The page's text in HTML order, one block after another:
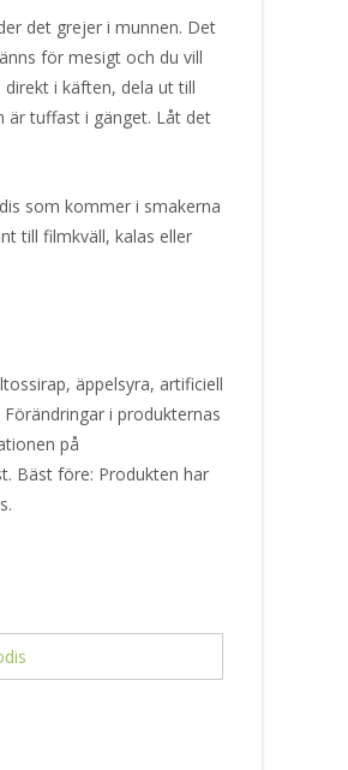
det grejer i munnen. Det
för mesigt och du vill
i käften, dela ut till
är tuffast i gänget. Låt det
som kommer i smakerna
till filmkväll, kalas eller
äppelsyra, artificiell
i produkternas
på
Bäst före: Produkten har